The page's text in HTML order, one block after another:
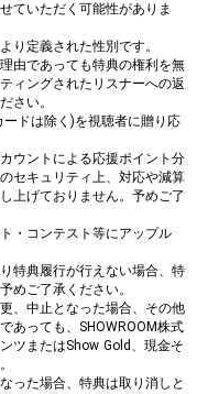
ていただく可能性がありま
り定義された性別です。
由であっても特典の権利を無
ィングされたリスナーへの返
さい。
ードは除く)を視聴者に贈り応
ウントによる応援ポイント分
セキュリティ上、対応や減算
上げておりません。予めご了
・コンテスト等にアップル
特典履行が行えない場合、特
めご了承ください。
、中止となった場合、その他
あっても、SHOWROOM株式
ツまたはShow Gold、現金そ
った場合、特典は取り消しと